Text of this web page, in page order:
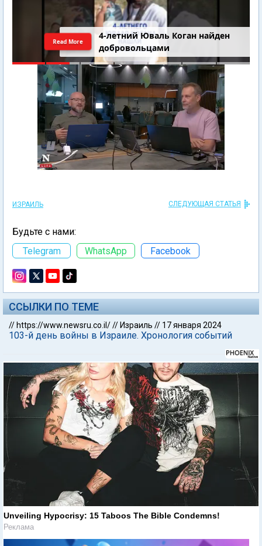
4-летний Юваль Коган найден
добровольцами
Read More
ИЗРАИЛЬ СЛЕДУЮЩАЯ СТАТЬЯ
Будьте с нами:
Telegram
WhatsApp Facebook
ССЫЛКИ ПО ТЕМЕ
// https://www.newsru.co.il/// Израиль // 17 января 2024
103-й день войны в Израиле. Хронология событий
Unveiling Hypocrisy: 15 Taboos The Bible Condemns!
Реклама